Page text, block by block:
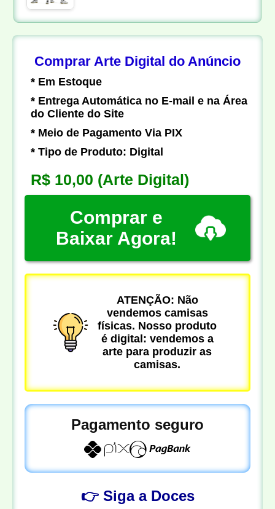
Comprar Arte Digital do Anúncio
* Em Estoque
* Entrega Automática no E-mail e na Área
do Cliente do Site
* Meio de Pagamento Via PIX
* Tipo de Produto: Digital
R$ 10,00 (Arte Digital)
Comprar e
Baixar Agora!
ATENÇÃO: Não
vendemos camisas
físicas. Nosso produto
é digital: vendemos a
arte para produzir as
camisas.
Pagamento seguro
👉 Siga a Doces